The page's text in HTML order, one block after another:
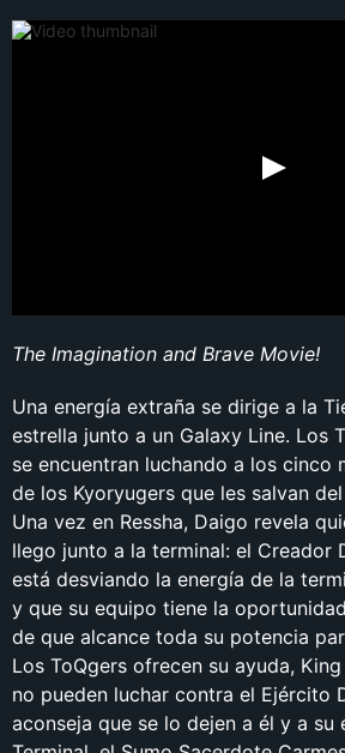
The Imagination and Brave Movie!
Una energía extraña se dirige a la
estrella junto a un Galaxy Line. Los
se encuentran luchando a los cinco
de los Kyoryugers que les salvan
Una vez en Ressha, Daigo revela
llego junto a la terminal: el Creador
está desviando la energía de la
y que su equipo tiene la
de que alcance toda su potencia
Los ToQgers ofrecen su ayuda,
no pueden luchar contra el Ejército
aconseja que se lo dejen a él y a su